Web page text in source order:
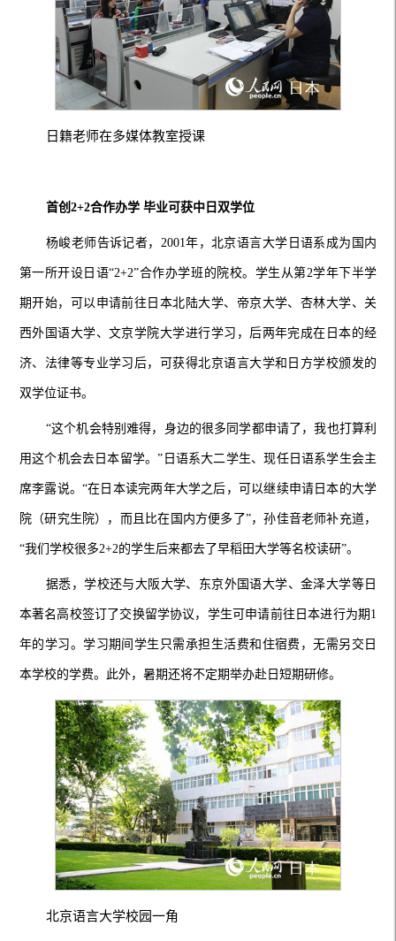
日籍老师在多媒体教室授课
首创2+2合作办学 毕业可获中日双学位
杨峻老师告诉记者，2001年，北京语言大学日语系成为国内
第一所开设日语“2+2”合作办学班的院校。学生从第2学年下半学
期开始，可以申请前往日本北陆大学、帝京大学、杏林大学、关
西外国语大学、文京学院大学进行学习，后两年完成在日本的经
济、法律等专业学习后，可获得北京语言大学和日方学校颁发的
双学位证书。
“这个机会特别难得，身边的很多同学都申请了，我也打算利
用这个机会去日本留学。”日语系大二学生、现任日语系学生会主
席李露说。“在日本读完两年大学之后，可以继续申请日本的大学
院（研究生院），而且比在国内方便多了”，孙佳音老师补充道，
“我们学校很多2+2的学生后来都去了早稻田大学等名校读研”。
据悉，学校还与大阪大学、东京外国语大学、金泽大学等日
本著名高校签订了交换留学协议，学生可申请前往日本进行为期1
年的学习。学习期间学生只需承担生活费和住宿费，无需另交日
本学校的学费。此外，暑期还将不定期举办赴日短期研修。
北京语言大学校园一角